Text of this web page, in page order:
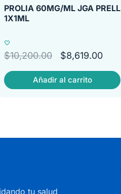
PROLIA 60MG/ML JGA PRELL
1X1ML
$10,200.00 $8,619.00
Añadir al carrito
tu salud